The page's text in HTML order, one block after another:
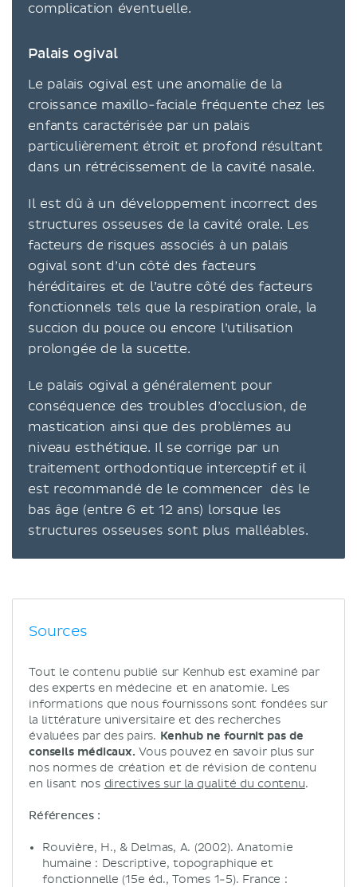
complication éventuelle.
Palais ogival
Le palais ogival est une anomalie de la
croissance maxillo-faciale fréquente chez les
enfants caractérisée par un palais
particulièrement étroit et profond résultant
dans un rétrécissement de la cavité nasale.
Il est dû à un développement incorrect des
structures osseuses de la cavité orale. Les
facteurs de risques associés à un palais
ogival sont d’un côté des facteurs
héréditaires et de l’autre côté des facteurs
fonctionnels tels que la respiration orale, la
succion du pouce ou encore l’utilisation
prolongée de la sucette.
Le palais ogival a généralement pour
conséquence des troubles d’occlusion, de
mastication ainsi que des problèmes au
niveau esthétique. Il se corrige par un
traitement orthodontique interceptif et il
est recommandé de le commencer dès le
bas âge (entre 6 et 12 ans) lorsque les
structures osseuses sont plus malléables.
Sources
Tout le contenu publié sur Kenhub est examiné par
des experts en médecine et en anatomie. Les
informations que nous fournissons sont fondées sur
la littérature universitaire et des recherches
évaluées par des pairs. Kenhub ne fournit pas de
conseils médicaux. Vous pouvez en savoir plus sur
nos normes de création et de révision de contenu
en lisant nos directives sur la qualité du contenu.
Références :
Rouvière, H., & Delmas, A. (2002). Anatomie
humaine : Descriptive, topographique et
fonctionnelle (15e éd., Tomes 1-5). France :